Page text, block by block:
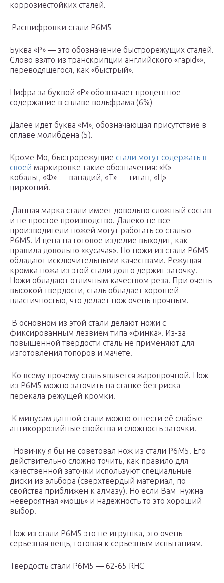
коррозиестойких сталей.
Расшифровки стали Р6М5
Буква «Р» — это обозначение быстрорежущих сталей.
Слово взято из транскрипции английского «rapid»»,
переводящегося, как «быстрый».
Цифра за буквой «Р» обозначает процентное
содержание в сплаве вольфрама (6%)
Далее идет буква «М», обозначающая присутствие в
сплаве молибдена (5).
Кроме Mo, быстрорежущие стали могут содержать в
своей маркировке такие обозначения: «К» —
кобальт, «Ф» — ванадий, «Т» — титан, «Ц» —
цирконий.
Данная марка стали имеет довольно сложный состав
и не простое производство. Далеко не все
производители ножей могут работать со сталью
Р6М5. И цена на готовое изделие выходит, как
правила довольно «кусачая». Но ножи из стали Р6М5
обладают исключительными качествами. Режущая
кромка ножа из этой стали долго держит заточку.
Ножи обладают отличным качеством реза. При очень
высокой твердости, сталь обладает хорошей
пластичностью, что делает нож очень прочным.
В основном из этой стали делают ножи с
фиксированным лезвием типа «финка». Из-за
повышенной твердости сталь не применяют для
изготовления топоров и мачете.
Ко всему прочему сталь является жаропрочной. Нож
из Р6М5 можно заточить на станке без риска
перекала режущей кромки.
К минусам данной стали можно отнести её слабые
антикоррозийные свойства и сложность заточки.
Новичку я бы не советовал нож из стали Р6М5. Его
действительно сложно точить, как правило для
качественной заточки используют специальные
диски из эльбора (сверхтвердый материал, по
свойства приближен к алмазу). Но если Вам нужна
невероятная «мощь» и надежность то это хороший
выбор.
Нож из стали Р6М5 это не игрушка, это очень
серьезная вещь, готовая к серьезным испытаниям.
Твердость стали Р6М5 — 62-65 RHC